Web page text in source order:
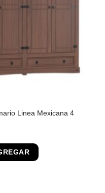
Linea Mexicana 4
19.416.
Linea Mexicana 4 Puertas